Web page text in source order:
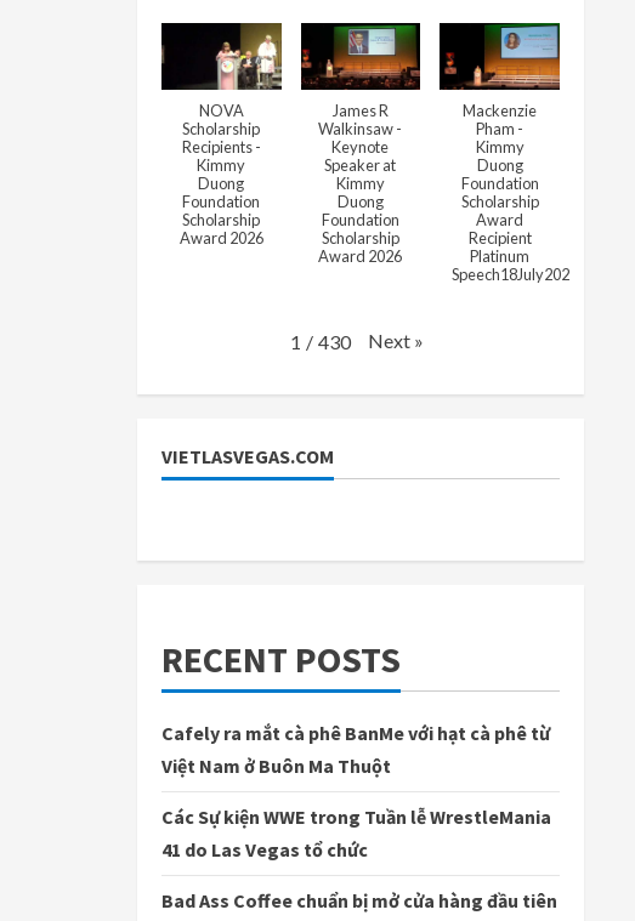
NOVA
Scholarship
Recipients -
Kimmy
Duong
Foundation
Scholarship
Award 2026
James R
Walkinsaw -
Keynote
Speaker at
Kimmy
Duong
Foundation
Scholarship
Award 2026
Mackenzie
Pham -
Kimmy
Duong
Foundation
Scholarship
Award
Recipient
Platinum
Speech18July2026
1 / 430 Next »
VIETLASVEGAS.COM
RECENT POSTS
Cafely ra mắt cà phê BanMe với hạt cà phê từ
Việt Nam ở Buôn Ma Thuột
Các Sự kiện WWE trong Tuần lễ WrestleMania
41 do Las Vegas tổ chức
Bad Ass Coffee chuẩn bị mở cửa hàng đầu tiên